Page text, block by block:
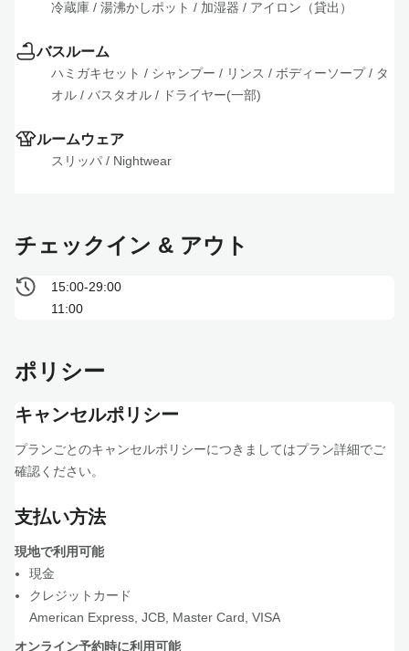
冷蔵庫 / 湯沸かしポット / 加湿器 / アイロン（貸出）
バスルーム
ハミガキセット / シャンプー / リンス / ボディーソープ / タ
オル / バスタオル / ドライヤー(一部)
ルームウェア
スリッパ / Nightwear
チェックイン & アウト
15:00-29:00
11:00
ポリシー
キャンセルポリシー
プランごとのキャンセルポリシーにつきましてはプラン詳細でご
確認ください。
支払い方法
現地で利用可能
現金
クレジットカード
American Express JCB Master Card VISA
オンライン予約時に利用可能